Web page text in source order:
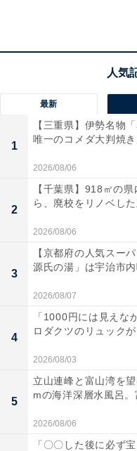
「いい空気」で暮ら
「正しい換気法」
パナソニック エアーマ
切った室内でもハウス
素などが溜まってしま
素や湿気を追い出すた
要と考えていただきた
うためのポイントを3
1. エアコンはつけたま
エアコンは立ち上がり
最新
1
【三重県】伊勢名物
唯一のコメダ大判焼
2026/08/06
2
【千葉県】918㎡の
ら、廃校をリノベし
2026/08/06
3
【京都府の人気スー
源氏の湯」は宇治市
2026/08/07
4
「1000円には見えな
ロダクツのリュック
2026/08/03
5
立山連峰と富山湾を
mの海洋深層水風呂。
2026/08/06
「〇〇した後に必ず